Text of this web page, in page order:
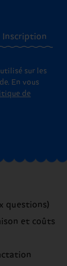
Inscription
sur les
En vous
de
questions)
et coûts